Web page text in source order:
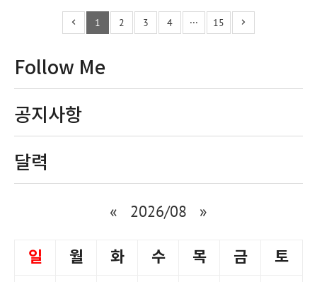
1 2 3 4 ··· 15
Follow Me
공지사항
달력
« 2026/08 »
일 월 화 수 목 금 토